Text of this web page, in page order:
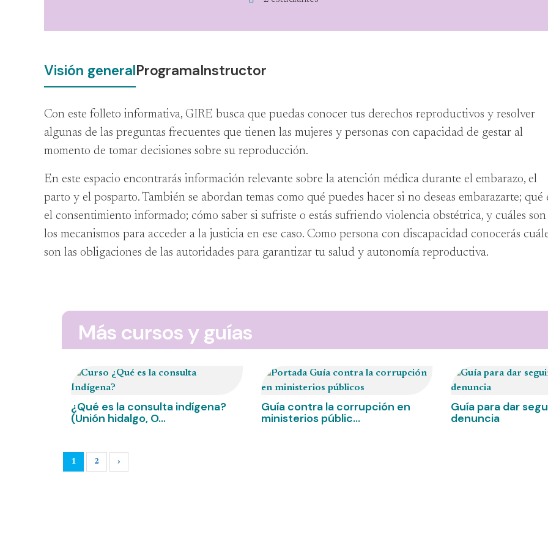
Visión generalProgramaInstructor
Con este folleto informativa, GIRE busca que puedas conocer tus derechos reproductivos y resolver
algunas de las preguntas frecuentes que tienen las mujeres y personas con capacidad de gestar al
momento de tomar decisiones sobre su reproducción.
En este espacio encontrarás información relevante sobre la atención médica durante el embarazo, el
parto y el posparto. También se abordan temas como qué puedes hacer si no deseas embarazarte; qué
el consentimiento informado; cómo saber si sufriste o estás sufriendo violencia obstétrica, y cuáles son
los mecanismos para acceder a la justicia en ese caso. Como persona con discapacidad conocerás
son las obligaciones de las autoridades para garantizar tu salud y autonomía reproductiva.
Más cursos y guías
¿Qué es la consulta indígena?
(Unión hidalgo, O...
Guía contra la corrupción en
ministerios públic...
Guía para dar
denuncia
1 2 ›